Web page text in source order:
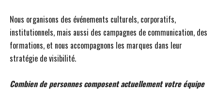
Nous organisons des événements culturels, corporatifs,
institutionnels, mais aussi des campagnes de communication, des
formations, et nous accompagnons les marques dans leur
stratégie de visibilité.
Combien de personnes composent actuellement votre équipe